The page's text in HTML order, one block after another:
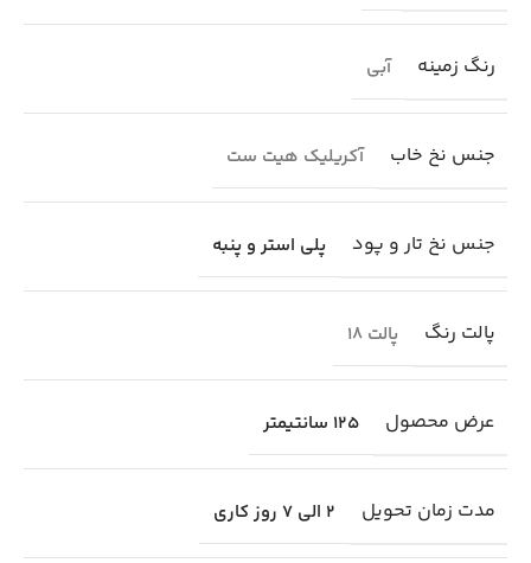
رنگ زمینه آبی
جنس نخ خاب آکریلیک هیت ست
جنس نخ تار و پود پلی استر و پنبه
پالت رنگ پالت 18
عرض محصول 125 سانتیمتر
مدت زمان تحویل 2 الی 7 روز کاری